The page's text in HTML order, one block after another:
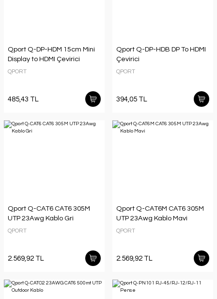
Qport Q-DP-HDM 15cm Mini
Display to HDMI Çevirici
QPORT
485,43 TL
Qport Q-DP-HDB DP To HDMI
Çevirici
QPORT
394,05 TL
Qport Q-CAT6 CAT6 305M
UTP 23Awg Kablo Gri
QPORT
2.569,92 TL
Qport Q-CAT6M CAT6 305M
UTP 23Awg Kablo Mavi
QPORT
2.569,92 TL